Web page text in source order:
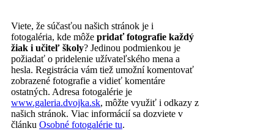
Viete, že súčasťou našich stránok je i
fotogaléria, kde môže pridať fotografie každý
žiak i učiteľ školy? Jedinou podmienkou je
požiadať o pridelenie užívateľského mena a
hesla. Registrácia vám tiež umožní komentovať
zobrazené fotografie a vidieť komentáre
ostatných. Adresa fotogalérie je
www.galeria.dvojka.sk, môžte využiť i odkazy z
našich stránok. Viac informácií sa dozviete v
článku Osobné fotogalérie tu.